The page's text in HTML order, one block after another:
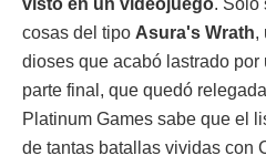
visto en un videojuego. Sólo
cosas del tipo Asura's Wrath,
dioses que acabó lastrado por
parte final, que quedó
Platinum Games sabe que el
de tantas batallas vividas con